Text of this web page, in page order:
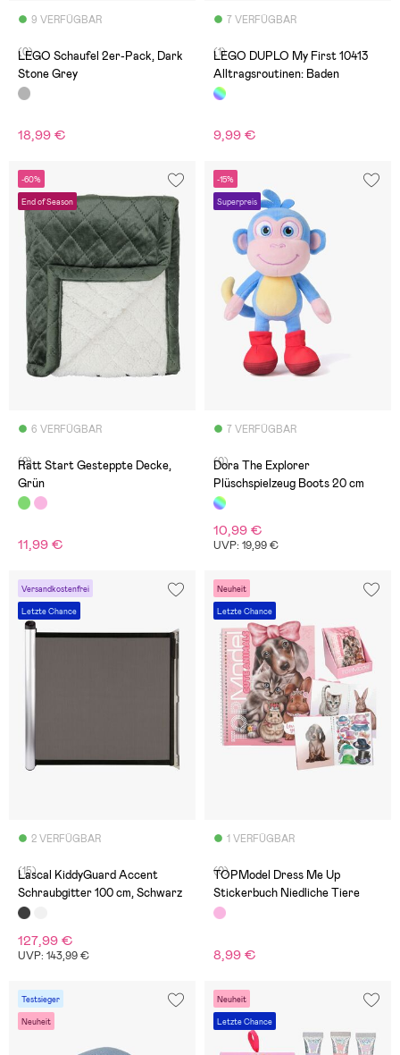
9 VERFÜGBAR
(0)
LEGO Schaufel 2er-Pack, Dark
Stone Grey
18,99 €
7 VERFÜGBAR
(1)
LEGO DUPLO My First 10413
Alltragsroutinen: Baden
9,99 €
-60%
End of Season
6 VERFÜGBAR
(2)
Rätt Start Gesteppte Decke,
Grün
11,99 €
-15%
Superpreis
7 VERFÜGBAR
(0)
Dora The Explorer
Plüschspielzeug Boots 20 cm
10,99 €
UVP: 19,99 €
Versandkostenfrei
Letzte Chance
2 VERFÜGBAR
(15)
Lascal KiddyGuard Accent
Schraubgitter 100 cm, Schwarz
127,99 €
UVP: 143,99 €
Neuheit
Letzte Chance
1 VERFÜGBAR
(0)
TOPModel Dress Me Up
Stickerbuch Niedliche Tiere
8,99 €
Testsieger
Neuheit
Neuheit
Letzte Chance